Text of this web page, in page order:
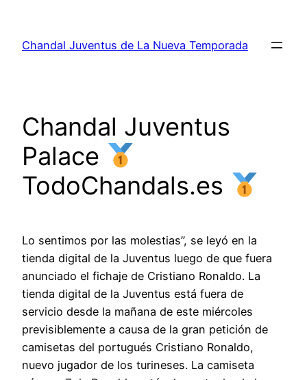
contenido
Chandal Juventus de La Nueva Temporada
Chandal Juventus
Palace
TodoChandals.es
Lo sentimos por las molestias”, se leyó en la
tienda digital de la Juventus luego de que fuera
anunciado el fichaje de Cristiano Ronaldo. La
tienda digital de la Juventus está fuera de
servicio desde la mañana de este miércoles
previsiblemente a causa de la gran petición de
camisetas del portugués Cristiano Ronaldo,
nuevo jugador de los turineses. La camiseta